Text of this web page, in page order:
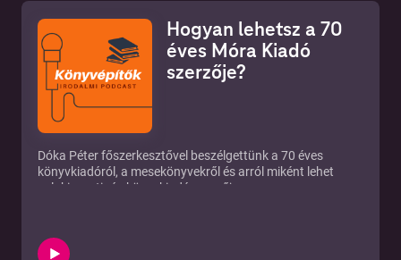
Hogyan lehetsz a 70
éves Móra Kiadó
szerzője?
Dóka Péter főszerkesztővel beszélgettünk a 70 éves
könyvkiadóról, a mesekönyvekről és arról miként lehet
valaki e patinás könyvkiadó szerzője.